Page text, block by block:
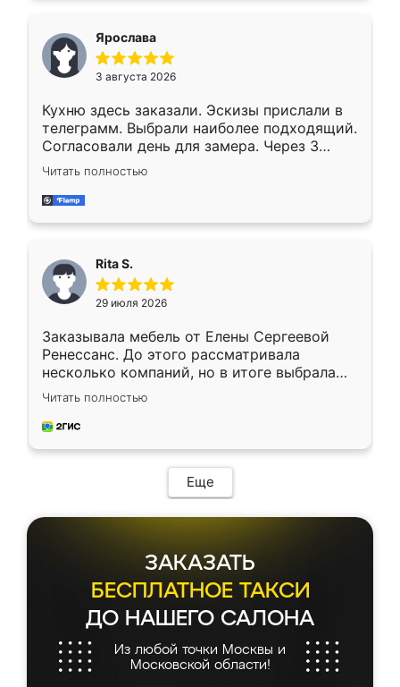
Ярослава
3 августа 2026
Кухню здесь заказали. Эскизы прислали в
телеграмм. Выбрали наиболее подходящий.
Согласовали день для замера. Через 3
недели кухня была уже готова. Остались
довольны работой. Спасибо Ренессанс
мебель за качественную работу!
Читать полностью
Rita S.
29 июля 2026
Заказывала мебель от Елены Сергеевой
Ренессанс. До этого рассматривала
несколько компаний, но в итоге выбрала
эту. Сначала обговорили условия, потом
приехал замерщик, всё спокойно объяснил
и снял размеры. Изготовили в срок, с
мебель сразу встала на свое место без
каких-либо доработок. Качеством осталась
довольна, все выглядит так, как и ожидала.
Читать полностью
Еще
ЗАКАЗАТЬ
БЕСПЛАТНОЕ ТАКСИ
ДО НАШЕГО САЛОНА
Из любой точки Москвы и
Московской области!